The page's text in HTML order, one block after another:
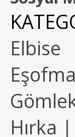
Elbise
Hırka